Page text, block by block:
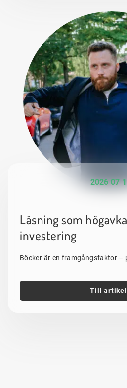
2026 07
Läsning som
investering
Böcker är en framgångsfaktor –
Till